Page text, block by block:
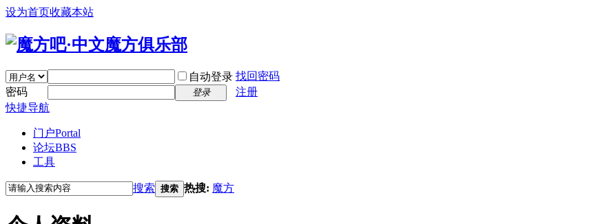
设为首页收藏本站
自动登录 找回密码
密码
登录
注册
快捷导航
门户Portal
论坛BBS
工具
搜索 搜索 热搜: 魔方